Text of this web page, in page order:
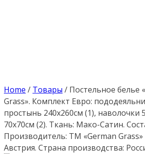
Home / Товары / Постельное белье
Grass». Комплект Евро:
простынь 240х260см (1), наволочки
70х70см (2). Ткань: Мако-Сатин.
Производитель: ТМ «German Grass»
Австрия. Страна производства: